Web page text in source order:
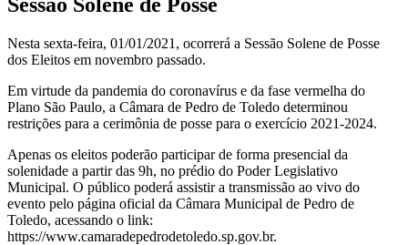
Nesta sexta-feira, 01/01/2021, ocorrerá a Sessão Solene de Posse
dos Eleitos em novembro passado.
Em virtude da pandemia do coronavírus e da fase vermelha do
Plano São Paulo, a Câmara de Pedro de Toledo determinou
restrições para a cerimônia de posse para o exercício 2021-2024.
Apenas os eleitos poderão participar de forma presencial da
solenidade a partir das 9h, no prédio do Poder Legislativo
Municipal. O público poderá assistir a transmissão ao vivo do
evento pelo página oficial da Câmara Municipal de Pedro de
Toledo, acessando o link:
https://www.camaradepedrodetoledo.sp.gov.br.